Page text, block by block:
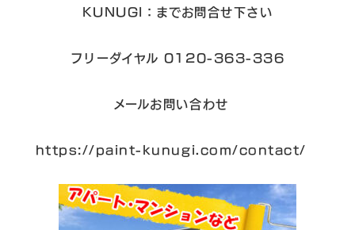
KUNUGI：までお問合せ下さい
フリーダイヤル 0120-363-336
メールお問い合わせ
https://paint-kunugi.com/contact/